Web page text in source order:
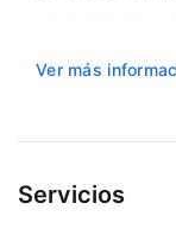
centro de
Ver más
Servicios